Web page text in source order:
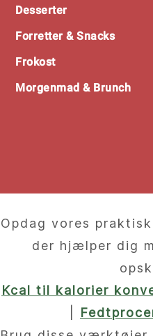
Desserter
Forretter & Snacks
Frokost
Morgenmad & Brunch
Opdag vores
der hjælper dig
Kcal til kalorier